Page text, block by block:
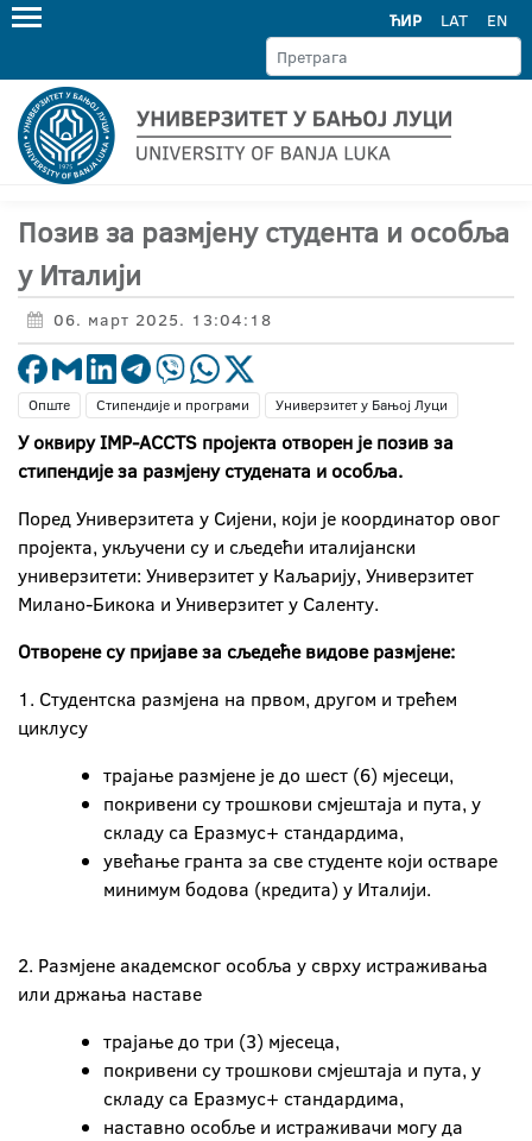
ЋИР LAT EN
Позив за размјену студента и особља
у Италији
06. март 2025. 13:04:18
Опште Стипендије и програми Универзитет у Бањој Луци
У оквируIMP-ACCTS пројекта отворен је позив за
стипендије за размјену студената и особља.
Поред Универзитета у Сијени, који је координатор овог
пројекта, укључени су и сљедећи италијански
универзитети: Универзитет у Каљарију, Универзитет
Милано-Бикока и Универзитет у Саленту.
Отворене су пријаве за сљедеће видове размјене:
1. Студентска размјена на првом, другом и трећем
циклусу
трајање размјене је до шест (6) мјесеци,
покривени су трошкови смјештаја и пута, у
складу са Еразмус+ стандардима,
увећање гранта за све студенте који остваре
минимум бодова (кредита) у Италији.
2. Размјене академског особља у сврху истраживања
или држања наставе
трајање до три (3) мјесеца,
покривени су трошкови смјештаја и пута, у
складу са Еразмус+ стандардима,
наставно особље и истраживачи могу да